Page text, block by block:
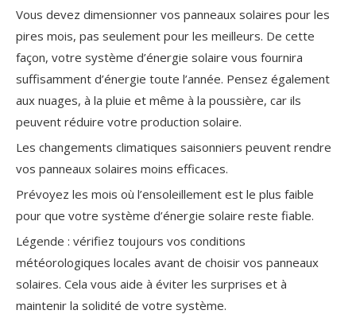
Vous devez dimensionner vos panneaux solaires pour les
pires mois, pas seulement pour les meilleurs. De cette
façon, votre système d’énergie solaire vous fournira
suffisamment d’énergie toute l’année. Pensez également
aux nuages, à la pluie et même à la poussière, car ils
peuvent réduire votre production solaire.
Les changements climatiques saisonniers peuvent rendre
vos panneaux solaires moins efficaces.
Prévoyez les mois où l’ensoleillement est le plus faible
pour que votre système d’énergie solaire reste fiable.
Légende : vérifiez toujours vos conditions
météorologiques locales avant de choisir vos panneaux
solaires. Cela vous aide à éviter les surprises et à
maintenir la solidité de votre système.